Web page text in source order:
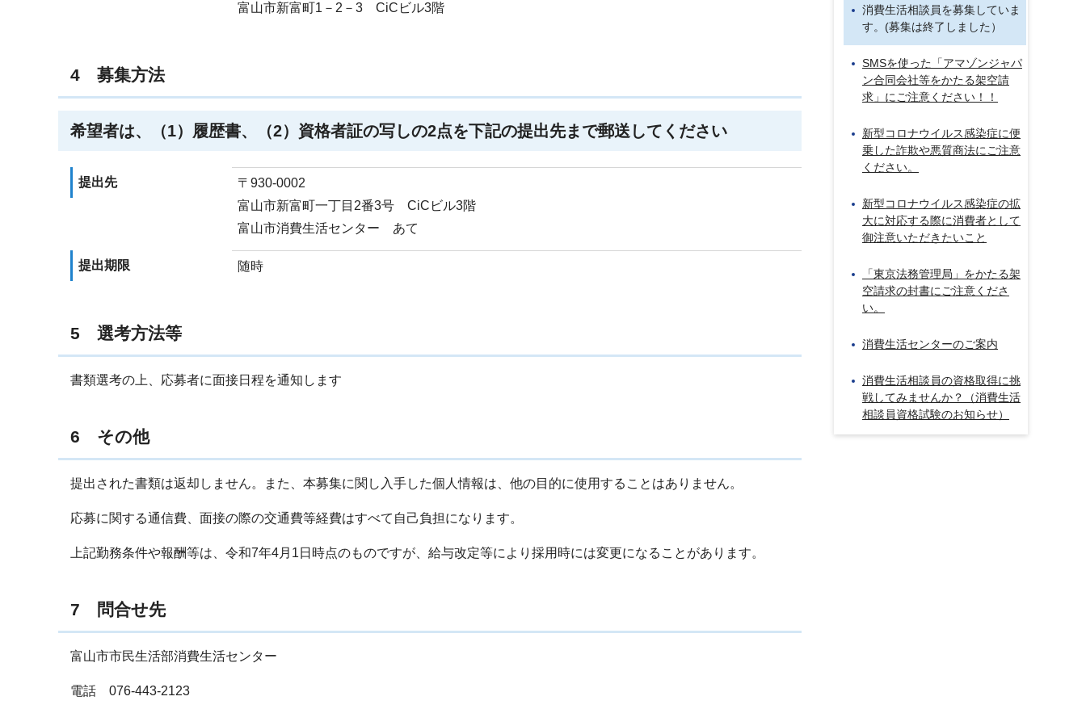
富山市新富町1－2－3 CiCビル3階
4 募集方法
希望者は、（1）履歴書、（2）資格者証の写しの2点を下記の提出先まで郵送してください
提出先
〒930-0002
富山市新富町一丁目2番3号 CiCビル3階
富山市消費生活センター あて
提出期限 随時
5 選考方法等
書類選考の上、応募者に面接日程を通知します
6 その他
提出された書類は返却しません。また、本募集に関し入手した個人情報は、他の目的に使用することはありません。
応募に関する通信費、面接の際の交通費等経費はすべて自己負担になります。
上記勤務条件や報酬等は、令和7年4月1日時点のものですが、給与改定等により採用時には変更になることがあります。
7 問合せ先
富山市市民生活部消費生活センター
電話 076-443-2123
消費生活相談員を募集していま
す。(募集は終了しました）
SMSを使った「アマゾンジャパ
ン合同会社等をかたる架空請
求」にご注意ください！！
新型コロナウイルス感染症に便
乗した詐欺や悪質商法にご注意
ください。
新型コロナウイルス感染症の拡
大に対応する際に消費者として
御注意いただきたいこと
「東京法務管理局」をかたる架
空請求の封書にご注意くださ
い。
消費生活センターのご案内
消費生活相談員の資格取得に挑
戦してみませんか？（消費生活
相談員資格試験のお知らせ）